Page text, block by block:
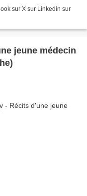
sur X sur Linkedin sur
jeune médecin